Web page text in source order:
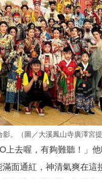
。（圖／大溪鳳山寺廣澤宮提
上去喔， 有夠難聽！」
面通紅，神清氣爽在這